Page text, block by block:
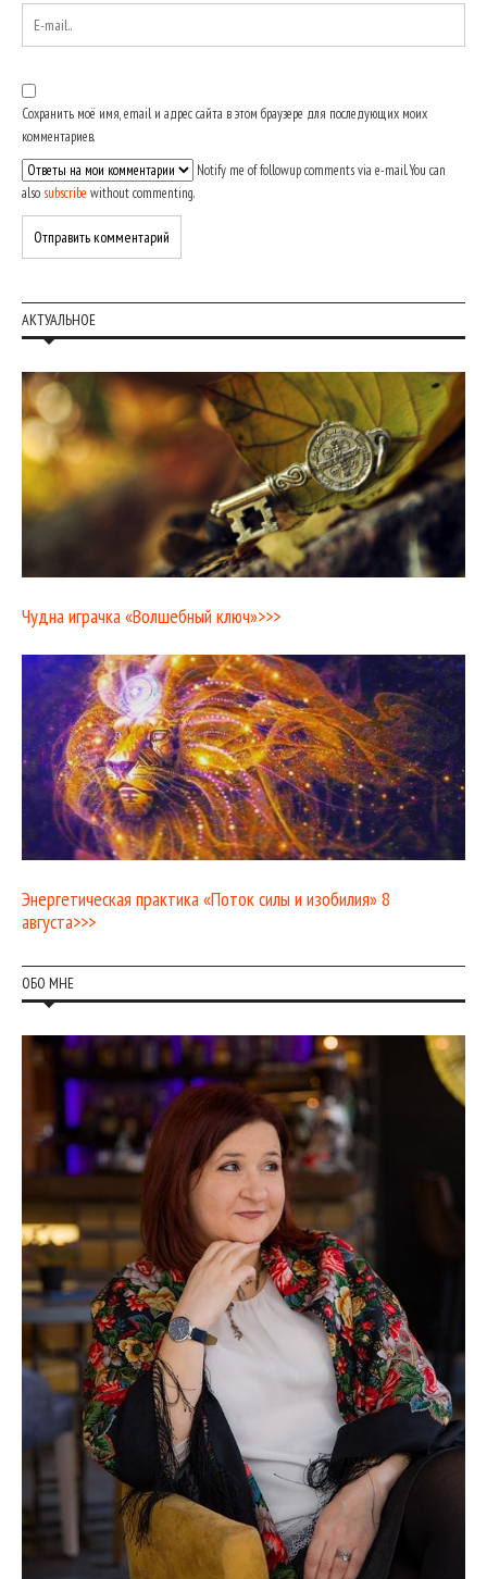
Сохранить моё имя, email и адрес сайта в этом браузере для последующих моих
комментариев.
Notify me of followup comments via e-mail. You can
also subscribe without commenting.
АКТУАЛЬНОЕ
Чудна играчка «Волшебный ключ»>>>
Энергетическая практика «Поток силы и изобилия» 8
августа>>>
ОБО МНЕ